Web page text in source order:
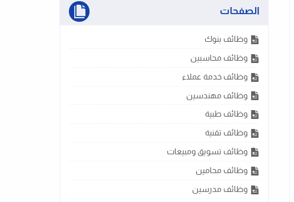
الصفحات
وظائف بنوك
وظائف محاسبين
وظائف خدمة عملاء
وظائف مهندسين
وظائف طبية
وظائف تقنية
وظائف تسويق ومبيعات
وظائف محامين
وظائف مدرسين